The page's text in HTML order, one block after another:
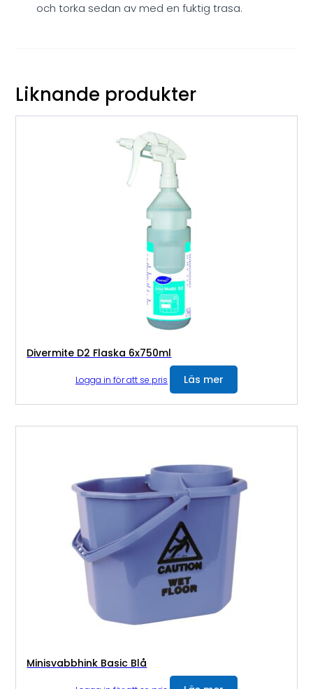
och torka sedan av med en fuktig trasa.
Liknande produkter
Divermite D2 Flaska 6x750ml
Logga in för att se pris Läs mer
Minisvabbhink Basic Blå